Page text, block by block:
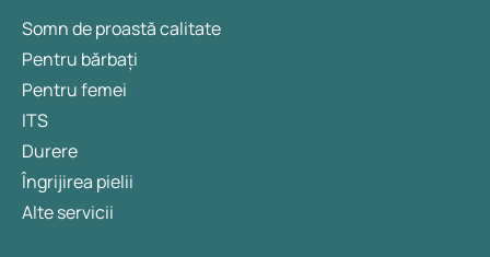
Somn de proastă calitate
Pentru bărbați
Pentru femei
ITS
Durere
Îngrijirea pielii
Alte servicii